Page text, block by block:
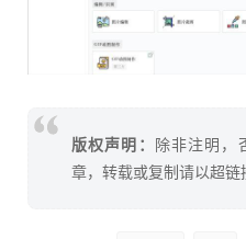
版权声明： 除非注明，
章，转载或复制请以超链